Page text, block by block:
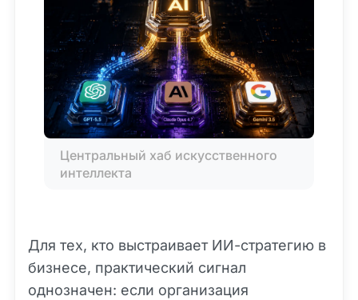
Центральный хаб искусственного
интеллекта
Для тех, кто выстраивает ИИ-стратегию в
бизнесе, практический сигнал
однозначен: если организация